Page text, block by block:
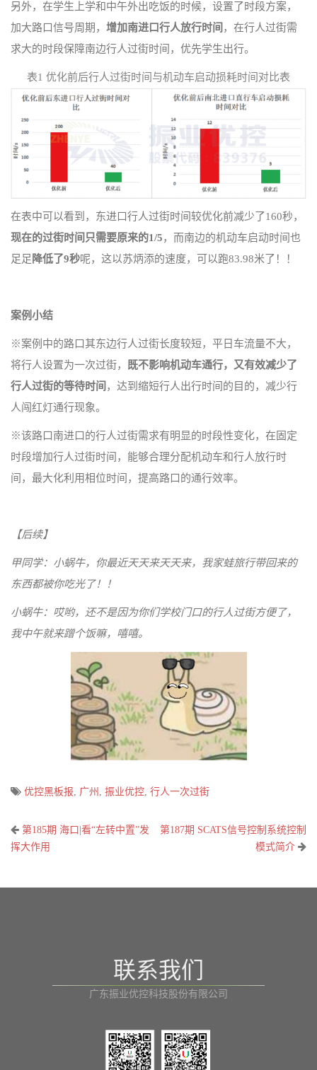
另外，在学生上学和中午外出吃饭的时候，设置了时段方案，
加大路口信号周期， 增加南进口行人放行时间 ，在行人过街需
求大的时段保障南边行人过街时间，优先学生出行。
表1 优化前后行人过街时间与机动车启动损耗时间对比表
在表中可以看到，东进口行人过街时间较优化前减少了160秒，
现在的过街时间只需要原来的1/5，而南边的机动车启动时间也
足足降低了9秒呢，这以苏炳添的速度，可以跑83.98米了！！
案例小结
※案例中的路口其东边行人过街长度较短，平日车流量不大，
将行人设置为一次过街，
既不影响机动车通行，又有效减少了
行人过街的等待时间 ，达到缩短行人出行时间的目的，减少行
人闯红灯通行现象。
※该路口南进口的行人过街需求有明显的时段性变化，在固定
时段增加行人过街时间，能够合理分配机动车和行人放行时
间，最大化利用相位时间，提高路口的通行效率。
【后续】
甲同学：小蜗牛，你最近天天来天天来，我家蛙旅行带回来的
东西都被你吃光了！！
小蜗牛：哎哟，还不是因为你们学校门口的行人过街方便了，
我中午就来蹭个饭嘛，嘻嘻。
优控黑板报, 广州 , 振业优控, 行人一次过街
文
章
航
第185期 海口|看“左转中置”发
挥大作用
第187期 SCATS信号控制系统控制
模式简介
联系我们
广东振业优控科技股份有限公司